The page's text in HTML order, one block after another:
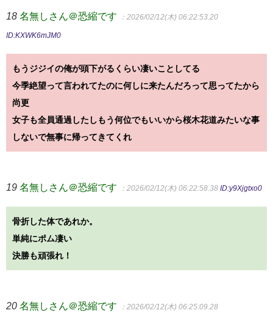
18 名無しさん＠恐縮です ：2026/02/12(木) 06:22:53.20
ID:KXWK6mJM0
もうジジイの俺が頭下がるくらい凄いことしてる
今季絶望って言われてたのに何しに来たんだろって思ってたから
尚更
女子も全員通過したしもう何位でもいいから桜木花道みたいな事
しないで無事に帰ってきてくれ
19 名無しさん＠恐縮です ：2026/02/12(木) 06:22:58.38 ID:y9Xjgtxo0
骨折した体であれか。
単純にポム凄い
決勝も頑張れ！
20 名無しさん＠恐縮です ：2026/02/12(木) 06:25:09.28